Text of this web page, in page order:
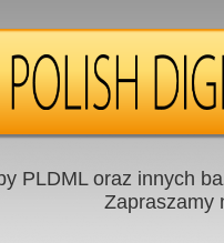
PLDML oraz innych
Zapraszamy